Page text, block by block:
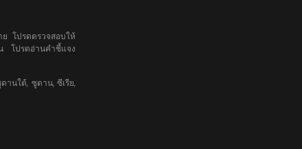
ย โปรดตรวจสอบให้
โปรดอ่านคำชี้แจง
านใต้, ซูดาน, ซีเรีย,